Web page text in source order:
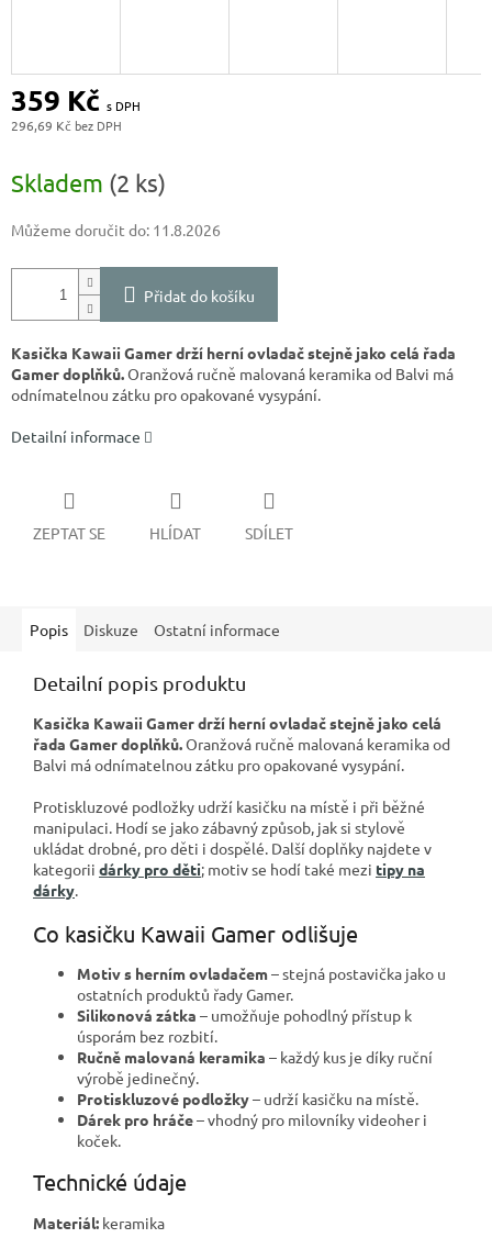
359 Kč
296,69 Kč
cena:
Skladem (2 ks)
Můžeme doručit do: 11.8.2026
Přidat do košíku
Kasička Kawaii Gamer drží herní ovladač stejně jako celá řada
Gamer doplňků.Oranžová ručně malovaná keramika od Balvi má
odnímatelnou zátku pro opakované vysypání.
Detailní informace
ZEPTAT SE HLÍDAT SDÍLET
Popis Diskuze Ostatní informace
Detailní popis produktu
Kasička Kawaii Gamer drží herní ovladač stejně jako celá
řada Gamer doplňků.Oranžová ručně malovaná keramika od
Balvi má odnímatelnou zátku pro opakované vysypání.
Protiskluzové podložky udrží kasičku na místě i při běžné
manipulaci. Hodí se jako zábavný způsob, jak si stylově
ukládat drobné, pro děti i dospělé. Další doplňky najdete v
kategorii dárky pro děti; motiv se hodí také mezi tipy na
dárky.
Co kasičku Kawaii Gamer odlišuje
Motiv s herním ovladačem– stejná postavička jako u
ostatních produktů řady Gamer.
Silikonová zátka – umožňuje pohodlný přístup k
úsporám bez rozbití.
Ručně malovaná keramika – každý kus je díky ruční
výrobě jedinečný.
Protiskluzové podložky– udrží kasičku na místě.
Dárek pro hráče– vhodný pro milovníky videoher i
koček.
Technické údaje
Materiál: keramika